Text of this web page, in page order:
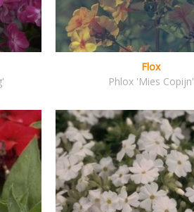
Flox
Phlox 'Mies Copijn'